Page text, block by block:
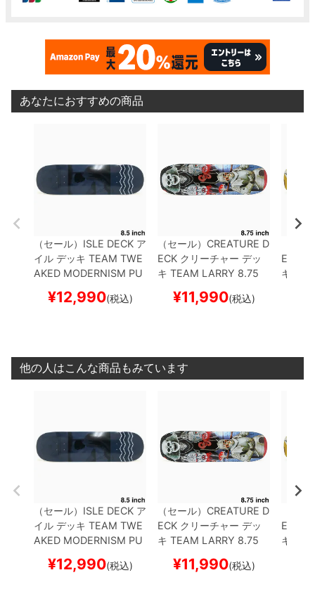
あなたにおすすめの商品
（セール） ISLE DECK ア
イル デッキ TEAM TWE
AKED MODERNISM PU
ド スケボー
¥12,990(税込)
（セール） CREATURE D
ECK クリーチャー デッ
キ TEAM LARRY 8.75
¥11,990(税込)
ECK
キ
他の人はこんな商品もみています
（セール） ISLE DECK ア
イル デッキ TEAM TWE
AKED MODERNISM PU
ド スケボー
¥12,990(税込)
（セール） CREATURE D
ECK クリーチャー デッ
キ TEAM LARRY 8.75
¥11,990(税込)
ECK
キ